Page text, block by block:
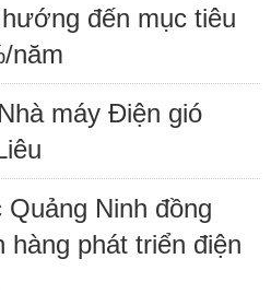
đến mục tiêu
năm
máy Điện gió
Ninh đồng
hàng phát triển điện